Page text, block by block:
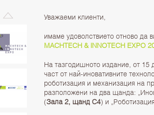
Уважаеми клиенти,
имаме удоволствието отново да
MACHTECH & INNOTECH EXPO
На тазгодишното издание, от 15
част от най-иновативните
роботизация и механизация на
разположени на два щанда:
(Зала 2, щанд С4) и